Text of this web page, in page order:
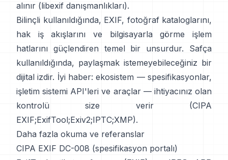
alınır (libexif danışmanlıkları).
Bilinçli kullanıldığında, EXIF, fotoğraf kataloglarını,
hak iş akışlarını ve bilgisayarla görme işlem
hatlarını güçlendiren temel bir unsurdur. Safça
kullanıldığında, paylaşmak istemeyebileceğiniz bir
dijital izdir. İyi haber: ekosistem — spesifikasyonlar,
işletim sistemi API'leri ve araçlar — ihtiyacınız olan
kontrolü size verir (CIPA
EXIF;ExifTool;Exiv2;IPTC;XMP).
Daha fazla okuma ve referanslar
CIPA EXIF DC-008 (spesifikasyon portalı)